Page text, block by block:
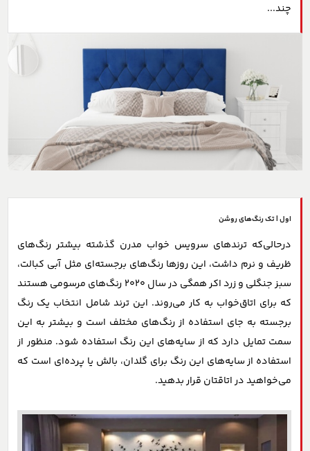
چند...
اول | تک رنگ‌های روشن
درحالی‌که ترندهای سرویس خواب مدرن گذشته بیشتر رنگ‌های
ظریف و نرم داشت، این روزها رنگ‌های برجسته‌ای مثل آبی کبالت،
سبز جنگلی و زرد اکر همگی در سال 2020 رنگ‌های مرسومی هستند
که برای اتاق‌خواب به کار می‌روند. این ترند شامل انتخاب یک رنگ
برجسته به جای استفاده از رنگ‌های مختلف است و بیشتر به این
سمت تمایل دارد که از سایه‌های این رنگ استفاده شود. منظور از
استفاده از سایه‌های این رنگ برای گلدان، بالش یا پرده‌ای است که
می‌خواهید در اتاقتان قرار بدهید.